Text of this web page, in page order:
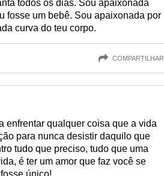
todos os dias. Sou apaixonada
fosse um bebê. Sou apaixonada por
curva do teu corpo.
COMPARTILHAR
enfrentar qualquer coisa que a vida
para nunca desistir daquilo que
tudo que preciso, tudo que uma
é ter um amor que faz você se
único!